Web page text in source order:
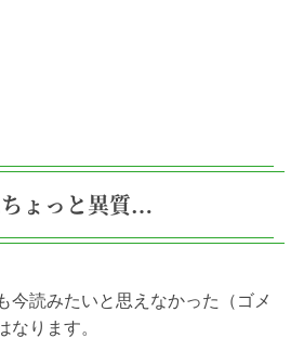
ょっと異質…
今読みたいと思えなかった（ゴメ
ります。